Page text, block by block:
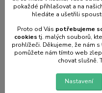
01.2025
Zahradní kalendář - únor.
číst celé
Zobrazit
pokaždé přihlašovat a na
hledáte a ušetřili
Proto od Vás potřebujeme
cookiestj. malých souborů,
prohlížeči. Děkujeme, že nám
pomůžete nám tímto web
chovat slušně.
Nastavení